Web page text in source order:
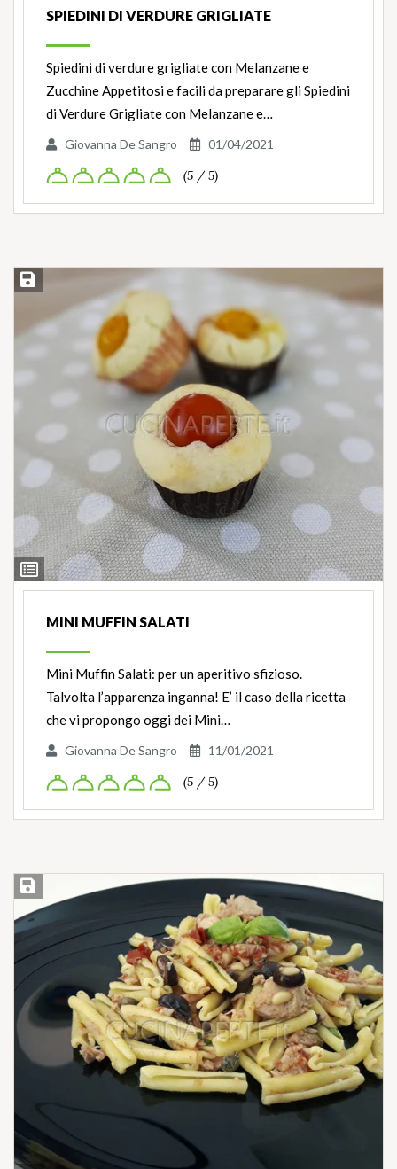
SPIEDINI DI VERDURE GRIGLIATE
Spiedini di verdure grigliate con Melanzane e
Zucchine Appetitosi e facili da preparare gli Spiedini
di Verdure Grigliate con Melanzane e…
Giovanna De Sangro 01/04/2021
(5 / 5)
Ingredienti
Salva ricetta
MINI MUFFIN SALATI
Mini Muffin Salati: per un aperitivo sfizioso.
Talvolta l’apparenza inganna! E’ il caso della ricetta
che vi propongo oggi dei Mini…
Giovanna De Sangro 11/01/2021
(5 / 5)
Salva ricetta